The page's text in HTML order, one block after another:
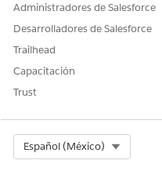
Administradores de Salesforce
Desarrolladores de Salesforce
Trailhead
Capacitación
Trust
Español (México)